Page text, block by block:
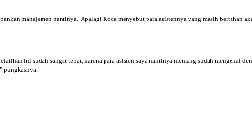
manajemen nantinya. Apalagi Roca menyebut para asistennya yang masih bertahan
ini sudah sangat tepat, karena para asisten saya nantinya memang sudah mengenal
pungkasnya.